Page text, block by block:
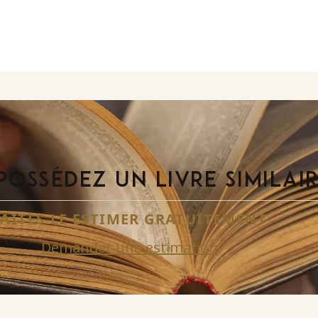
UN LIVRE
LE ESTIMER GRATUITEMENT
Demander une estimation